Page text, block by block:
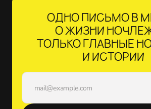
ОДНО ПИСЬМО В
О ЖИЗНИ
ТОЛЬКО ГЛАВНЫЕ
И ИСТОРИИ